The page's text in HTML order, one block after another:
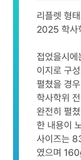
리플렛 형
2025 학사
접었을시에
이지로 구
펼쳤을 경
학사학위
완전히 펼
한 내용이
사이즈는
였으며